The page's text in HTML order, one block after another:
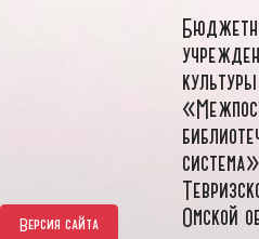
Версия сайта
культуры
система»
Омской